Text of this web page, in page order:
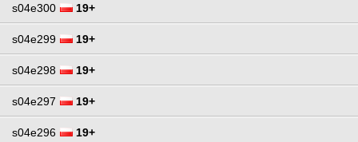
s04e300 19+
s04e299 19+
s04e298 19+
s04e297 19+
s04e296 19+